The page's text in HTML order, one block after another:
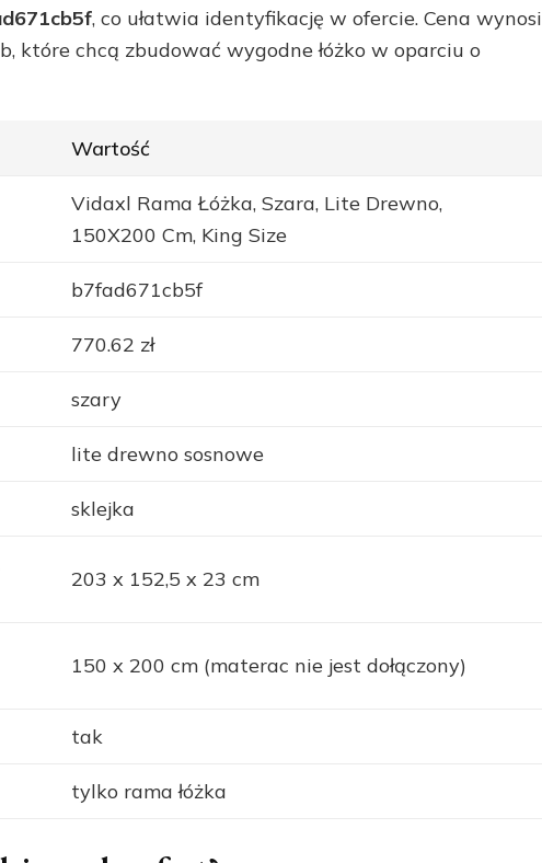
, co ułatwia identyfikację w ofercie. Cena wynosi
które chcą zbudować wygodne łóżko w oparciu o
Wartość
Vidaxl Rama Łóżka, Szara, Lite Drewno,
150X200 Cm, King Size
b7fad671cb5f
770.62 zł
szary
lite drewno sosnowe
sklejka
203 x 152,5 x 23 cm
150 x 200 cm (materac nie jest dołączony)
tak
tylko rama łóżka